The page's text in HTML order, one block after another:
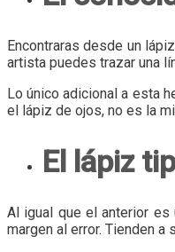
Encontraras desde un
artista puedes trazar una
Lo único adicional a esta
el lápiz de ojos, no es la
El lápiz
Al igual que el anterior
margen al error. Tienden